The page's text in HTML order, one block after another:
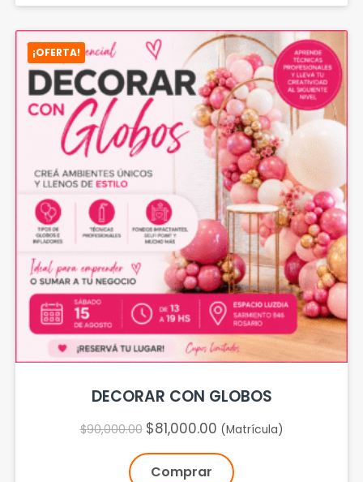
¡OFERTA!
DECORAR CON GLOBOS
$90,000.00 $81,000.00 (Matrícula)
Comprar